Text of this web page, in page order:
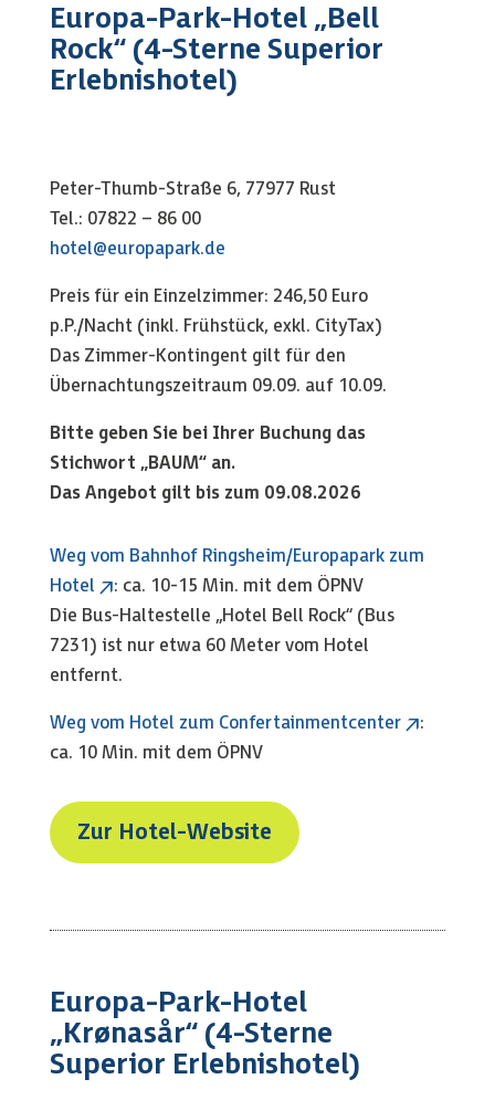
Europa-Park-Hotel „Bell
Rock“ (4-Sterne Superior
Erlebnishotel)
Peter-Thumb-Straße 6, 77977 Rust
Tel.: 07822 – 86 00
hotel@europapark.de
Preis für ein Einzelzimmer: 246,50 Euro
p.P./Nacht (inkl. Frühstück, exkl. CityTax)
Das Zimmer-Kontingent gilt für den
Übernachtungszeitraum 09.09. auf 10.09.
Bitte geben Sie bei Ihrer Buchung das
Stichwort „BAUM“ an.
Das Angebot gilt bis zum 09.08.2026
Weg vom Bahnhof Ringsheim/Europapark zum
Hotel
: ca. 10-15 Min. mit dem ÖPNV
Die Bus-Haltestelle „Hotel Bell Rock“ (Bus
7231) ist nur etwa 60 Meter vom Hotel
entfernt.
Weg vom Hotel zum Confertainmentcenter
:
ca. 10 Min. mit dem ÖPNV
Zur Hotel-Website
Europa-Park-Hotel
„Krønasår“ (4-Sterne
Superior Erlebnishotel)